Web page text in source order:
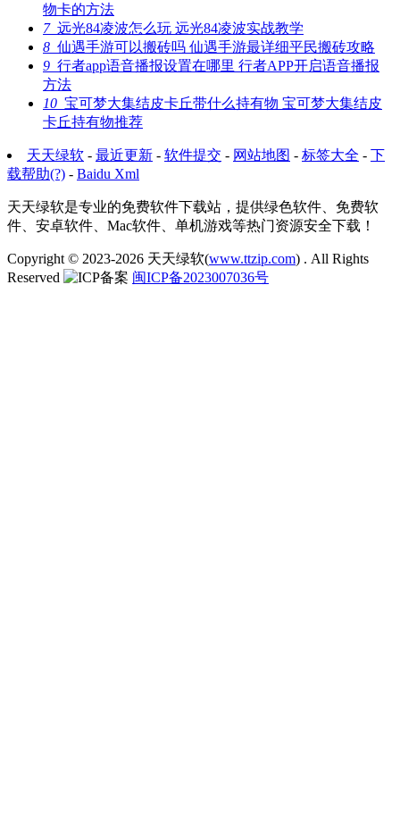
物卡的方法
7远光84凌波怎么玩 远光84凌波实战教学
8 仙遇手游可以搬砖吗 仙遇手游最详细平民搬砖攻略
9 行者app语音播报设置在哪里 行者APP开启语音播报
方法
10 宝可梦大集结皮卡丘带什么持有物 宝可梦大集结皮
卡丘持有物推荐
天天绿软 - 最近更新 - 软件提交 - 网站地图 - 标签大全 - 下
载帮助(?) - Baidu Xml
天天绿软是专业的免费软件下载站，提供绿色软件、免费软
件、安卓软件、Mac软件、单机游戏等热门资源安全下载！
Copyright © 2023-2026 天天绿软(www.ttzip.com) . All Rights
Reserved
闽ICP备2023007036号